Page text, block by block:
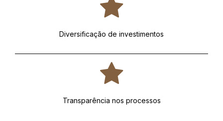
Diversificação de investimentos
Transparência nos processos